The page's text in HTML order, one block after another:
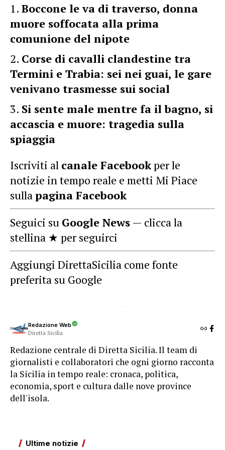
Boccone le va di traverso, donna
muore soffocata alla prima
comunione del nipote
Corse di cavalli clandestine tra
Termini e Trabia: sei nei guai, le gare
venivano trasmesse sui social
Si sente male mentre fa il bagno, si
accascia e muore: tragedia sulla
spiaggia
Iscriviti al canale Facebookper le
notizie in tempo reale e metti Mi Piace
sullapagina Facebook
Seguici su Google News — clicca la
stellina ★ per seguirci
Aggiungi DirettaSicilia come fonte
preferita su Google
Redazione Web
Diretta Sicilia
Redazione centrale di Diretta Sicilia. Il team di
giornalisti e collaboratori che ogni giorno racconta
la Sicilia in tempo reale: cronaca, politica,
economia, sport e cultura dalle nove province
dell'isola.
Ultime notizie